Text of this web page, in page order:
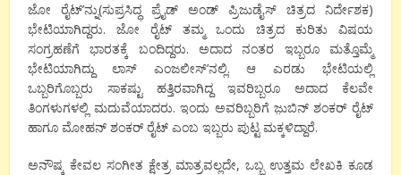
ಜೋ ರೈಟ್’ನ್ನು(ಸುಪ್ರಸಿದ್ಧ ಪ್ರೈಡ್ ಅಂಡ್ ಪ್ರಿಜುಡೈಸ್ ಚಿತ್ರದ ನಿರ್ದೇಶಕ)
ಭೇಟಿಯಾಗಿದ್ದರು. ಜೋ ರೈಟ್ ತಮ್ಮ ಒಂದು ಚಿತ್ರದ ಕುರಿತು ವಿಷಯ
ಸಂಗ್ರಹಣೆಗೆ ಭಾರತಕ್ಕೆ ಬಂದಿದ್ದರು. ಅದಾದ ನಂತರ ಇಬ್ಬರೂ ಮತ್ತೊಮ್ಮೆ
ಭೇಟಿಯಾಗಿದ್ದು ಲಾಸ್ ಎಂಜಲೀಸ್’ನಲ್ಲಿ. ಆ ಎರಡು ಭೇಟಿಯಲ್ಲಿ
ಒಬ್ಬರಿಗೊಬ್ಬರು ಸಾಕಷ್ಟು ಹತ್ತಿರವಾಗಿದ್ದ ಇವರಿಬ್ಬರೂ ಅದಾದ ಕೆಲವೇ
ತಿಂಗಳುಗಳಲ್ಲಿ ಮದುವೆಯಾದರು. ಇಂದು ಅವರಿಬ್ಬರಿಗೆ ಜ಼ುಬಿನ್ ಶಂಕರ್ ರೈಟ್
ಹಾಗೂ ಮೋಹನ್ ಶಂಕರ್ ರೈಟ್ ಎಂಬ ಇಬ್ಬರು ಪುಟ್ಟ ಮಕ್ಕಳಿದ್ದಾರೆ.
ಅನೌಷ್ಕ ಕೇವಲ ಸಂಗೀತ ಕ್ಷೇತ್ರ ಮಾತ್ರವಲ್ಲದೇ, ಒಬ್ಬ ಉತ್ತಮ ಲೇಖಕಿ ಕೂಡ